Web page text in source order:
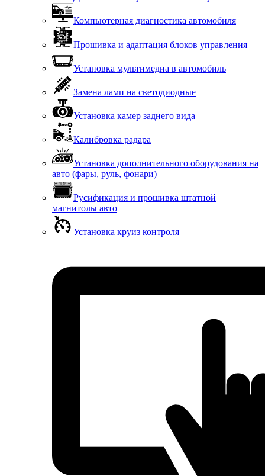
Компьютерная диагностика автомобиля
Прошивка и адаптация блоков управления
Установка мультимедиа в автомобиль
Замена ламп на светодиодные
Установка камер заднего вида
Калибровка радара
Установка дополнительного оборудования на
авто (фары, руль, фонари)
Русификация и прошивка штатной
магнитолы авто
Установка круиз контроля